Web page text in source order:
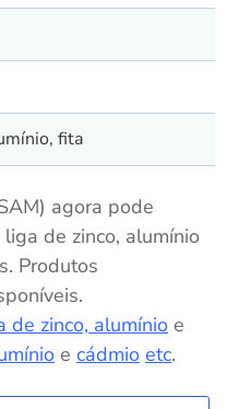
fita
agora pode
de zinco, alumínio
Produtos
de zinco, alumínioe
e cádmio etc.